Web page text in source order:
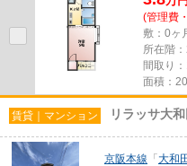
(管理費
敷：0ヶ
所在階
間取り
面積：
賃貸｜マンション リラッサ大和
京阪本線 「 大和